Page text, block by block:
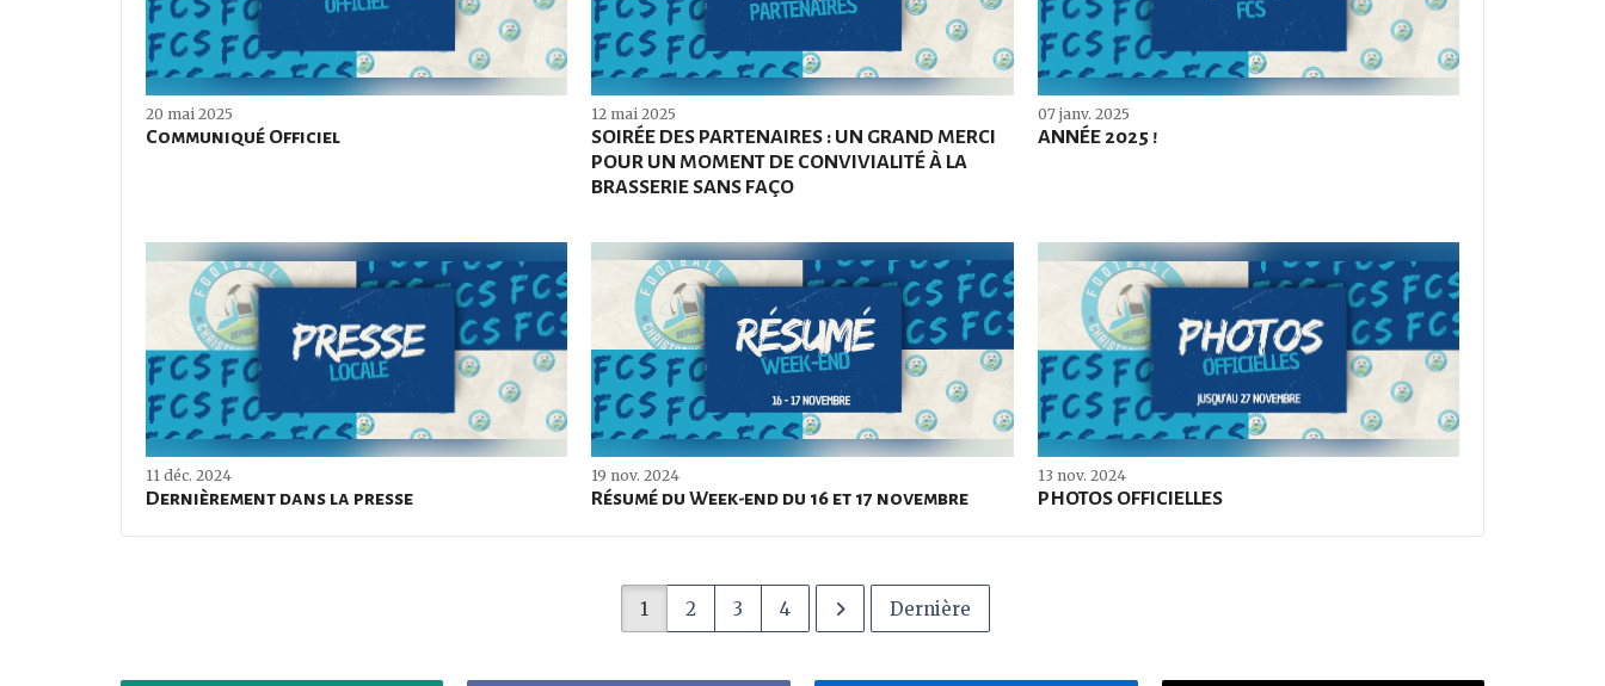
20 mai 2025
Communiqué Officiel
12 mai 2025
SOIRÉE DES PARTENAIRES : UN GRAND MERCI
POUR UN MOMENT DE CONVIVIALITÉ À LA
BRASSERIE SANS FAÇO
07 janv. 2025
ANNÉE 2025 !
11 déc. 2024
Dernièrement dans la presse
19 nov. 2024
Résumé du Week-end du 16 et 17 novembre
13 nov. 2024
PHOTOS OFFICIELLES
1 2 3 4 Dernière